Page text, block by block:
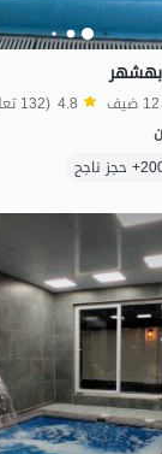
مليون ت 4.9
بهشهر
4.8 (132 تعليق)
حجز ناجح